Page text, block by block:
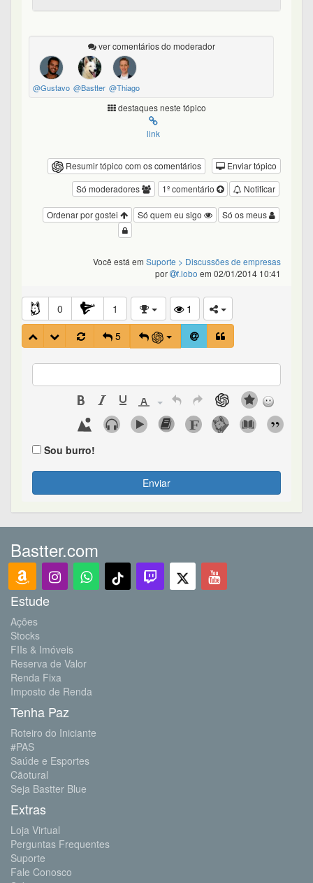
ver comentários do moderador
@Gustavo @Bastter @Thiago
destaques neste tópico
link
Resumir tópico com os comentários
Enviar tópico
Notificar
1º comentário
Só moderadores
Só os meus
Só quem eu sigo
Ordenar por gostei
Você está em Suporte > Discussões de empresas
por
f.lobo em 02/01/2014 10:41
0 1
1
5
Sou burro!
Enviar
Bastter.com
Estude
Ações
Stocks
FIIs & Imóveis
Reserva de Valor
Renda Fixa
Imposto de Renda
Tenha Paz
Roteiro do Iniciante
#PAS
Saúde e Esportes
Cãotural
Seja Bastter Blue
Extras
Loja Virtual
Perguntas Frequentes
Suporte
Fale Conosco